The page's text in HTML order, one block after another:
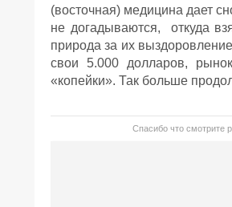
(восточная) медицина дает
не догадываются, откуда
природа за их
свои 5.000 долларов,
«копейки». Так больше
Спасибо что смотрите